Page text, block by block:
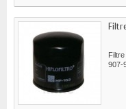
907-